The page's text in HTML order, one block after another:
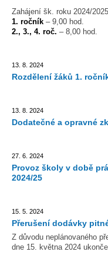
Zahájení šk. roku 2024/
1. ročník – 9,00 hod.
2., 3., 4. roč. – 8,00 hod.
13. 8. 2024
Rozdělení žáků 1.
13. 8. 2024
Dodatečné a opravné
27. 6. 2024
Provoz školy v době
2024/25
15. 5. 2024
Přerušení dodávky
Z důvodu neplánovaného
dne 15. května 2024